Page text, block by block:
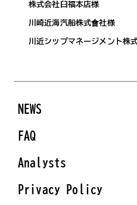
株式会社臼福本店様
川崎近海汽船株式會社様
川近シップマネージメント株
NEWS
FAQ
Analysts
Privacy Policy